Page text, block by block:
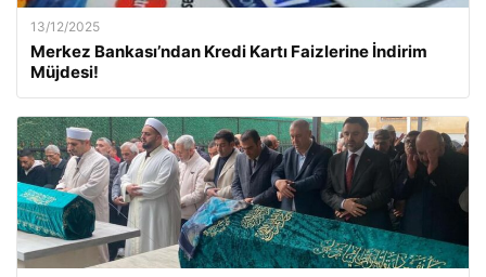
13/12/2025
Merkez Bankası’ndan Kredi Kartı Faizlerine İndirim
Müjdesi!